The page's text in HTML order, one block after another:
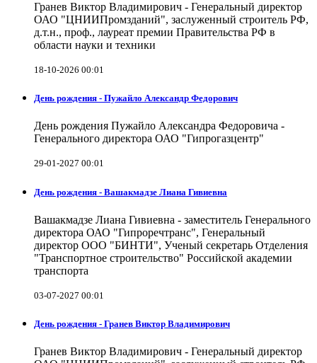
Гранев Виктор Владимирович - Генеральный директор
ОАО "ЦНИИПромзданий", заслуженный строитель РФ,
д.т.н., проф., лауреат премии Правительства РФ в
области науки и техники
18-10-2026 00:01
День рождения - Пужайло Александр Федорович
День рождения Пужайло Александра Федоровича -
Генерального директора ОАО "Гипрогазцентр"
29-01-2027 00:01
День рождения - Вашакмадзе Лиана Гивиевна
Вашакмадзе Лиана Гивиевна - заместитель Генерального
директора ОАО "Гипроречтранс", Генеральный
директор ООО "БИНТИ", Ученый секретарь Отделения
"Транспортное строительство" Российской академии
транспорта
03-07-2027 00:01
День рождения - Гранев Виктор Владимирович
Гранев Виктор Владимирович - Генеральный директор